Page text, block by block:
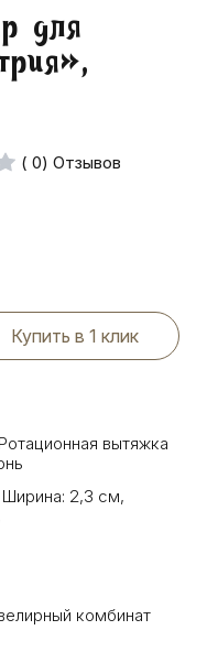
для
( 0) Отзывов
Купить в 1 клик
вытяжка
Ширина: 2,3 см,
комбинат